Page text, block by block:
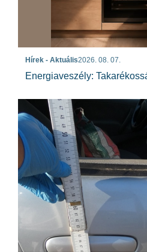
Hírek - Aktuális2026. 08. 07.
Energiaveszély: